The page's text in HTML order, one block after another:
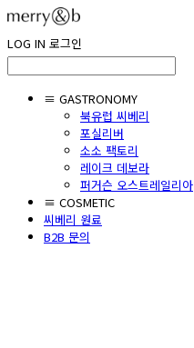
LOG IN 로그인
≡ GASTRONOMY
북유럽 씨베리
포실리버
소소 팩토리
레이크 데보라
퍼거슨 오스트레일리아
≡ COSMETIC
씨베리 원료
B2B 문의